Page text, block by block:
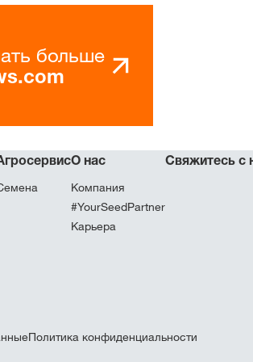
больше
О нас
Компания
#YourSeedPartner
Карьера
Свяжитесь с
Политика конфиденциальности